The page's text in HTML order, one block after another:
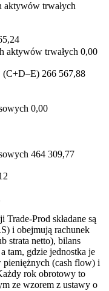
aktywów trwałych
aktywów trwałych 0,00
(C+D–E) 266 567,88
0,00
464 309,77
Trade-Prod składane są
i obejmują rachunek
strata netto), bilans
tam, gdzie jednostka je
pieniężnych (cash flow) i
rok obrotowy to
ze wzorem z ustawy o